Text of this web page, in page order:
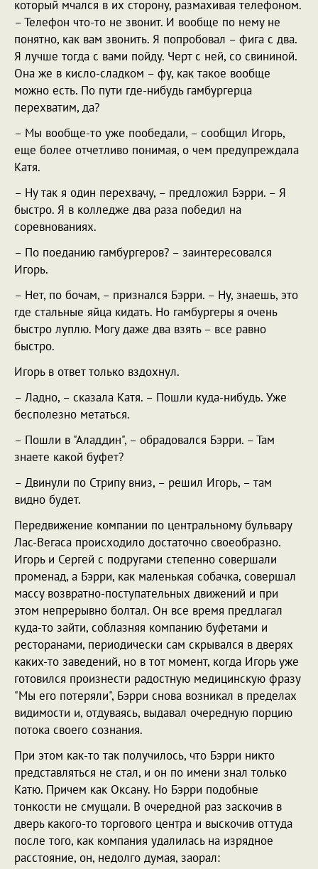
который мчался в их сторону, размахивая телефоном.
– Телефон что-то не звонит. И вообще по нему не
понятно, как вам звонить. Я попробовал – фига с два.
Я лучше тогда с вами пойду. Черт с ней, со свининой.
Она же в кисло-сладком – фу, как такое вообще
можно есть. По пути где-нибудь гамбургерца
перехватим, да?
– Мы вообще-то уже пообедали, – сообщил Игорь,
еще более отчетливо понимая, о чем предупреждала
Катя.
– Ну так я один перехвачу, – предложил Бэрри. – Я
быстро. Я в колледже два раза победил на
соревнованиях.
– По поеданию гамбургеров? – заинтересовался
Игорь.
– Нет, по бочам, – признался Бэрри. – Ну, знаешь, это
где стальные яйца кидать. Но гамбургеры я очень
быстро луплю. Могу даже два взять – все равно
быстро.
Игорь в ответ только вздохнул.
– Ладно, – сказала Катя. – Пошли куда-нибудь. Уже
бесполезно метаться.
– Пошли в "Аладдин", – обрадовался Бэрри. – Там
знаете какой буфет?
– Двинули по Стрипу вниз, – решил Игорь, – там
видно будет.
Передвижение компании по центральному бульвару
Лас-Вегаса происходило достаточно своеобразно.
Игорь и Сергей с подругами степенно совершали
променад, а Бэрри, как маленькая собачка, совершал
массу возвратно-поступательных движений и при
этом непрерывно болтал. Он все время предлагал
куда-то зайти, соблазняя компанию буфетами и
ресторанами, периодически сам скрывался в дверях
каких-то заведений, но в тот момент, когда Игорь уже
готовился произнести радостную медицинскую фразу
"Мы его потеряли", Бэрри снова возникал в пределах
видимости и, отдуваясь, выдавал очередную порцию
потока своего сознания.
При этом как-то так получилось, что Бэрри никто
представляться не стал, и он по имени знал только
Катю. Причем как Оксану. Но Бэрри подобные
тонкости не смущали. В очередной раз заскочив в
дверь какого-то торгового центра и выскочив оттуда
после того, как компания удалилась на изрядное
расстояние, он, недолго думая, заорал: